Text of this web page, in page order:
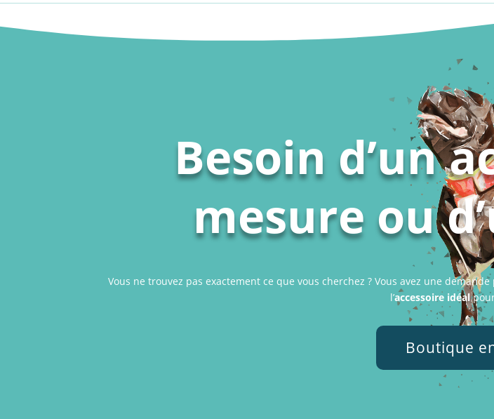
Besoin d’un
mesure ou
Vous ne trouvez pas exactement ce que vous cherchez ? Vous avez une
l’accessoire idéal
Boutique